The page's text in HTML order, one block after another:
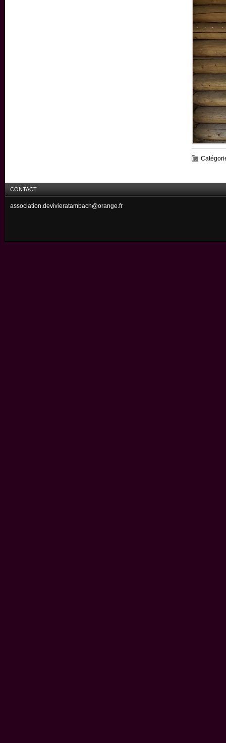
CONTACT
association.devivieratambach@orange.fr